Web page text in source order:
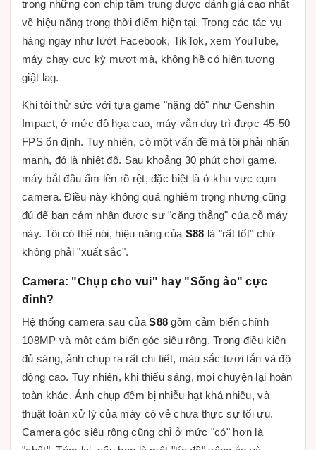
trong những con chip tầm trung được đánh giá cao nhất
về hiệu năng trong thời điểm hiện tại. Trong các tác vụ
hàng ngày như lướt Facebook, TikTok, xem YouTube,
máy chạy cực kỳ mượt mà, không hề có hiện tượng
giật lag.
Khi tôi thử sức với tựa game "nặng đô" như Genshin
Impact, ở mức đồ họa cao, máy vẫn duy trì được 45-50
FPS ổn định. Tuy nhiên, có một vấn đề mà tôi phải nhấn
mạnh, đó là nhiệt độ. Sau khoảng 30 phút chơi game,
máy bắt đầu ấm lên rõ rệt, đặc biệt là ở khu vực cụm
camera. Điều này không quá nghiêm trọng nhưng cũng
đủ để bạn cảm nhận được sự "căng thẳng" của cỗ máy
này. Tôi có thể nói, hiệu năng của S88 là "rất tốt" chứ
không phải "xuất sắc".
Camera: "Chụp cho vui" hay "Sống ảo" cực
đỉnh?
Hệ thống camera sau củaS88 gồm cảm biến chính
108MP và một cảm biến góc siêu rộng. Trong điều kiện
đủ sáng, ảnh chụp ra rất chi tiết, màu sắc tươi tắn và độ
động cao. Tuy nhiên, khi thiếu sáng, mọi chuyện lại hoàn
toàn khác. Ảnh chụp đêm bị nhiễu hạt khá nhiều, và
thuật toán xử lý của máy có vẻ chưa thực sự tối ưu.
Camera góc siêu rộng cũng chỉ ở mức "có" hơn là